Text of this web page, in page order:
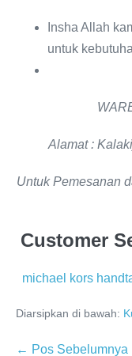
Insha Allah
untuk
Alamat :
Untuk Pemesanan
Customer
michael kors
Diarsipkan di bawah:
← Pos Sebelumnya